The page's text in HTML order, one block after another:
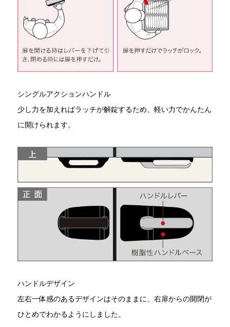
シングルアクションハンドル
少し力を加えればラッチが解錠するため、軽い力でかんたん
に開けられます。
ハンドルデザイン
左右一体感のあるデザインはそのままに、右扉からの開閉が
ひとめでわかるようにしました。